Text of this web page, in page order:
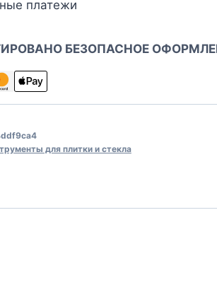
платежи
БЕЗОПАСНОЕ
для плитки и стекла